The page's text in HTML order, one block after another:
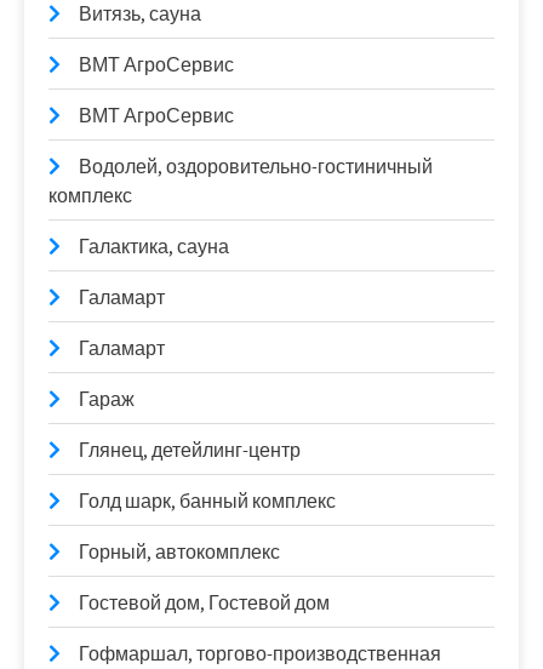
Витязь, сауна
ВМТ АгроСервис
ВМТ АгроСервис
Водолей, оздоровительно-гостиничный
комплекс
Галактика, сауна
Галамарт
Галамарт
Гараж
Глянец, детейлинг-центр
Голд шарк, банный комплекс
Горный, автокомплекс
Гостевой дом, Гостевой дом
Гофмаршал, торгово-производственная